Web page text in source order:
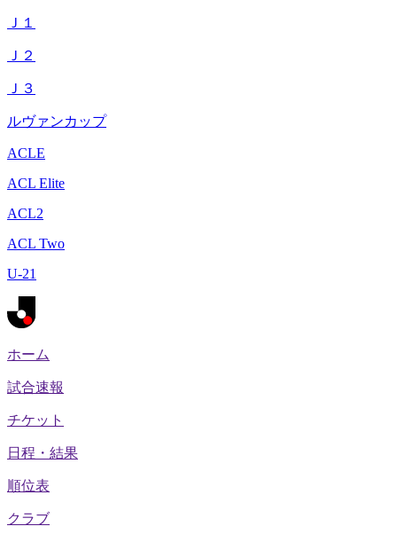
Ｊ１
Ｊ２
Ｊ３
ルヴァンカップ
ACLE
ACL Elite
ACL2
ACL Two
U-21
ホーム
試合速報
チケット
日程・結果
順位表
クラブ